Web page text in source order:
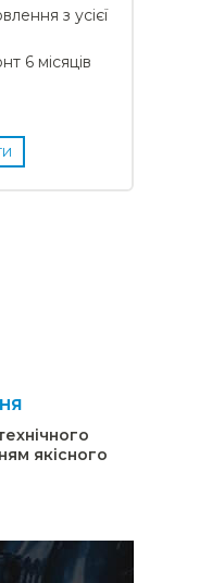
з усієї
6 місяців
якісного